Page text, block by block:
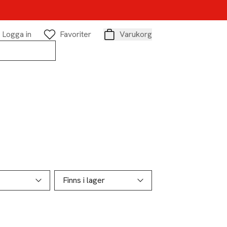
Logga in
Favoriter
Varukorg
Finns i lager